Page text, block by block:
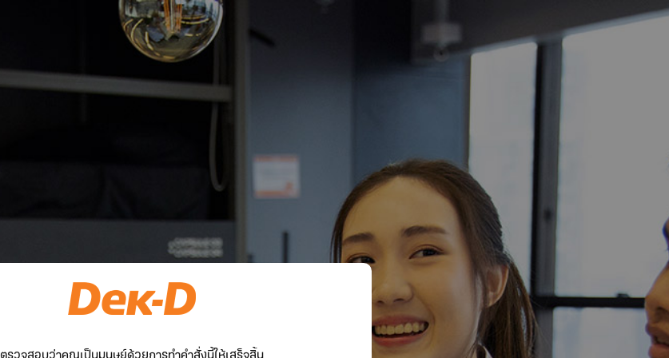
ตรวจสอบว่าคุณเป็นมนุษย์ด้วยการทำคำสั่งนี้ให้เสร็จสิ้น